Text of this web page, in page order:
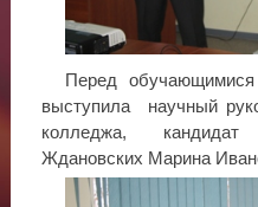
Перед
выступила научный
колледжа, кандидат
Ждановских Марина